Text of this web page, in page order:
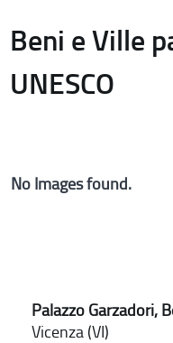
Beni e Ville
UNESCO
No Images found.
Palazzo Garzadori,
Vicenza (VI)